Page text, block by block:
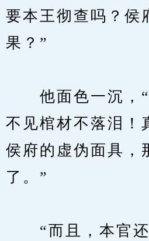
要本王彻查吗？侯
果？”
他面色一沉，“
不见棺材不落泪！
侯府的虚伪面具，
了。”
“而且，本官还